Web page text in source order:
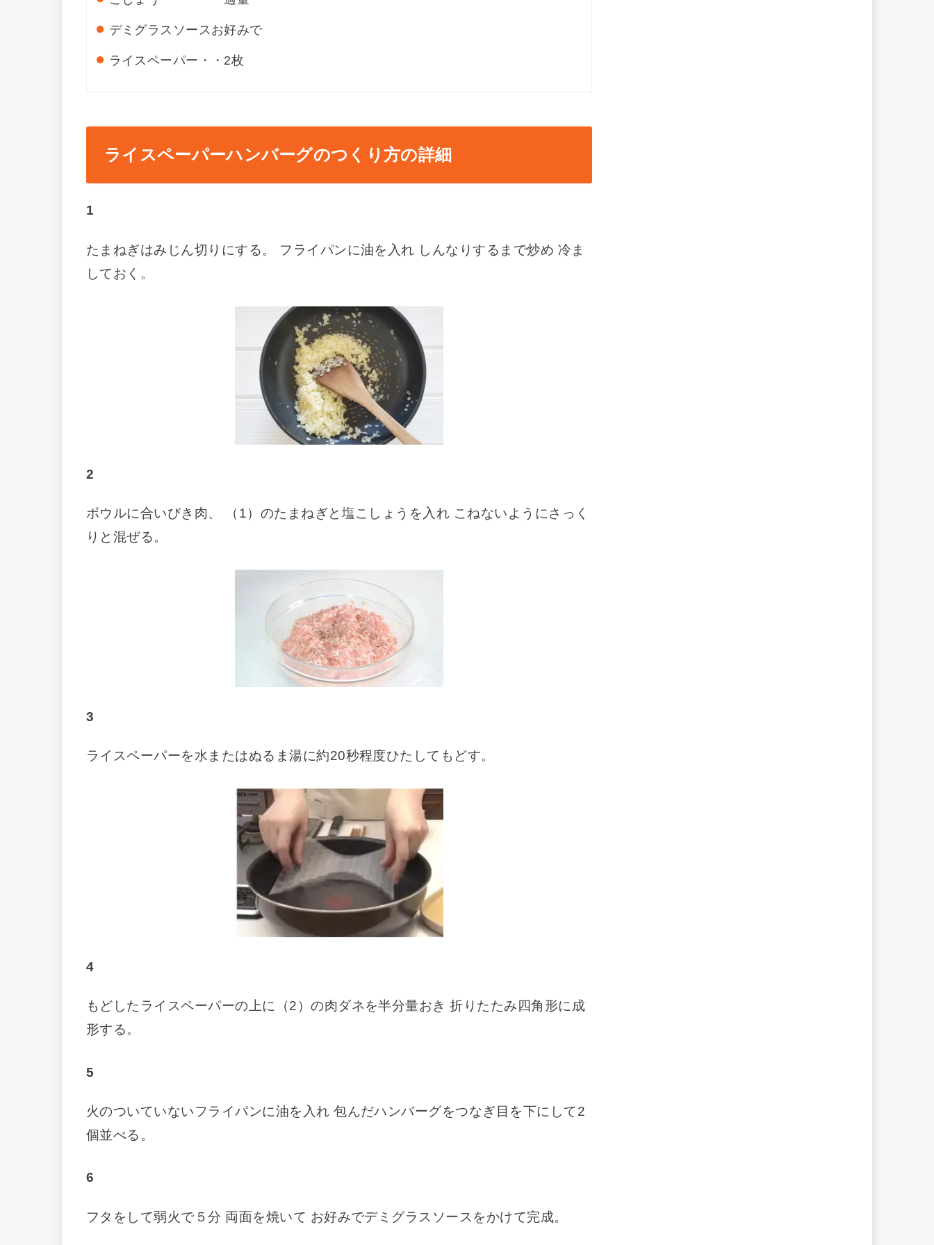
デミグラスソースお好みで
ライスペーパー・・ 2枚
ライスペーパーハンバーグのつくり方の詳細
1
たまねぎはみじん切りにする。 フライパンに油を入れ しんなりするまで炒め 冷ま
しておく。
2
ボウルに合いびき肉、 （1）のたまねぎと塩こしょうを入れ こねないようにさっく
りと混ぜる。
3
ライスペーパーを水またはぬるま湯に約20秒程度ひたしてもどす。
4
もどしたライスペーパーの上に（2）の肉ダネを半分量おき 折りたたみ四角形に成
形する。
5
火のついていないフライパンに油を入れ 包んだハンバーグをつなぎ目を下にして2
個並べる。
6
フタをして弱火で５分 両面を焼いて お好みでデミグラスソースをかけて完成。